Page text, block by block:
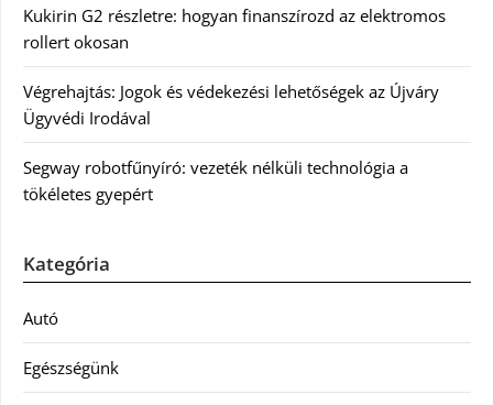
Kukirin G2 részletre: hogyan finanszírozd az elektromos
rollert okosan
Végrehajtás: Jogok és védekezési lehetőségek az Újváry
Ügyvédi Irodával
Segway robotfűnyíró: vezeték nélküli technológia a
tökéletes gyepért
Kategória
Autó
Egészségünk